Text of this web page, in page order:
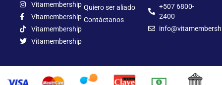
Vitamembership
Vitamembership
Vitamembership
Vitamembership
Quiero ser aliado
Contáctanos
+507 6800-
2400